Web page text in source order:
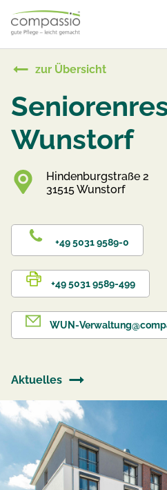
content
zur Übersicht
Wunstorf
Hindenburgstraße 2
31515 Wunstorf
+49 5031 9589-0
+49 5031 9589-499
WUN-
Aktuelles